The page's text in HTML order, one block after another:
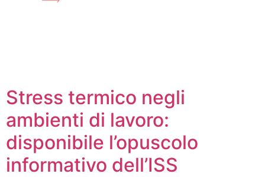
Stress termico negli
ambienti di lavoro:
disponibile l’opuscolo
informativo dell’ISS